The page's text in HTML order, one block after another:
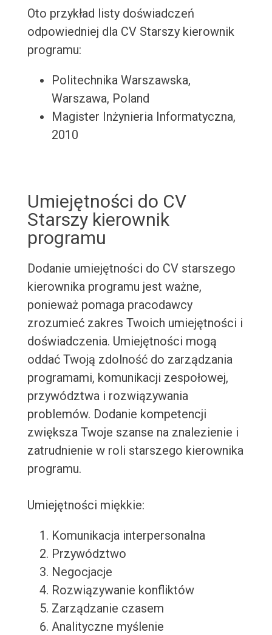
Oto przykład listy doświadczeń
odpowiedniej dla CV Starszy kierownik
programu:
Politechnika Warszawska,
Warszawa, Poland
Magister Inżynieria Informatyczna,
2010
Umiejętności do CV
Starszy kierownik
programu
Dodanie umiejętności do CV starszego
kierownika programu jest ważne,
ponieważ pomaga pracodawcy
zrozumieć zakres Twoich umiejętności i
doświadczenia. Umiejętności mogą
oddać Twoją zdolność do zarządzania
programami, komunikacji zespołowej,
przywództwa i rozwiązywania
problemów. Dodanie kompetencji
zwiększa Twoje szanse na znalezienie i
zatrudnienie w roli starszego kierownika
programu.
Umiejętności miękkie:
Komunikacja interpersonalna
Przywództwo
Negocjacje
Rozwiązywanie konfliktów
Zarządzanie czasem
Analityczne myślenie